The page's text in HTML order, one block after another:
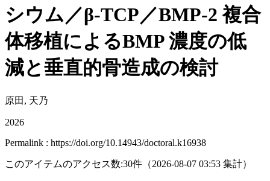
シウム／β-TCP／BMP-2 複合
体移植によるBMP 濃度の低
減と垂直的骨造成の検討
原田, 天乃
2026
Permalink : https://doi.org/10.14943/doctoral.k16938
このアイテムのアクセス数:30件 （2026-08-07 03:53 集計）